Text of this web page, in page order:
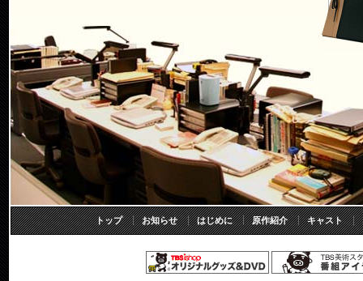
トップ お知らせ はじめに 原作紹介 キャスト